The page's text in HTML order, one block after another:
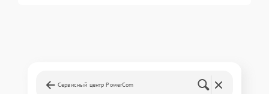
Сервисный центр PowerCom